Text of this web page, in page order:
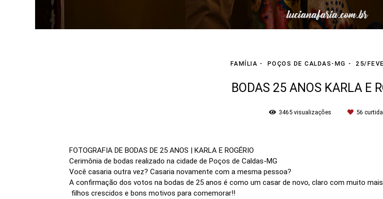
FAMÍLIA POÇOS DE CALDAS-MG 25/
BODAS 25 ANOS KARLA E
3465visualizações 56
FOTOGRAFIA DE BODAS DE 25 ANOS | KARLA E ROGÉRIO
Cerimônia de bodas realizado na cidade de Poços de Caldas-MG
Você casaria outra vez? Casaria novamente com a mesma pessoa?
A confirmação dos votos na bodas de 25 anos é como um casar de novo, claro com muito
filhos crescidos e bons motivos para comemorar!!